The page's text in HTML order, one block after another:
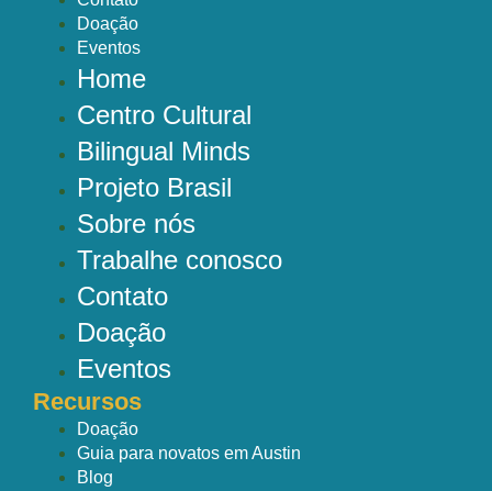
Doação
Eventos
Home
Centro Cultural
Bilingual Minds
Projeto Brasil
Sobre nós
Trabalhe conosco
Contato
Doação
Eventos
Recursos
Doação
Guia para novatos em Austin
Blog